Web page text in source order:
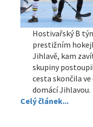
Hostivařský B
prestižním
Jihlavě, kam
skupiny
cesta skončila
domácí Jihlavou.
Celý článek...